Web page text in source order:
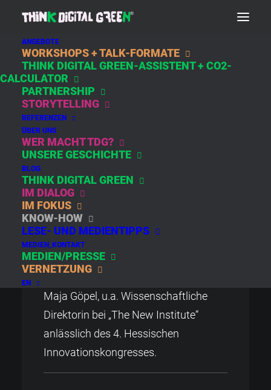
ANGEBOTE
WORKSHOPS + TALK-FORMATE
THINK DIGITAL GREEN-ASSISTENT + CO2-
CALCULATOR
PARTNERSHIP
STORYTELLING
REFERENZEN
ÜBER UNS
WER MACHT TDG?
UNSERE GESCHICHTE
BLOG
THINK DIGITAL GREEN
IM DIALOG
IM FOKUS
KNOW-HOW
LESE- UND MEDIENTIPPS
MEDIEN_KONTAKT
MEDIEN/PRESSE
VERNETZUNG
EN
NACHHALTIGKEIT
„WIE WILL ICH
LEBEN?“
Zur Keynote „Unsere Welt neu denken“
Maja Göpel, u.a. Wissenschaftliche
Direktorin bei „The New Institute“
anlässlich des 4. Hessischen
Innovationskongresses.